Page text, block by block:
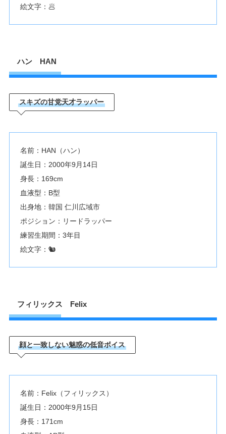
絵文字：🥟
ハン HAN
スキズの甘党天才ラッパー
名前：HAN（ハン）
誕生日：2000年9月14日
身長：169cm
血液型：B型
出身地：韓国 仁川広域市
ポジション：リードラッパー
練習生期間：3年目
絵文字：🐿
フィリックス Felix
顔と一致しない魅惑の低音ボイス
名前：Felix（フィリックス）
誕生日：2000年9月15日
身長：171cm